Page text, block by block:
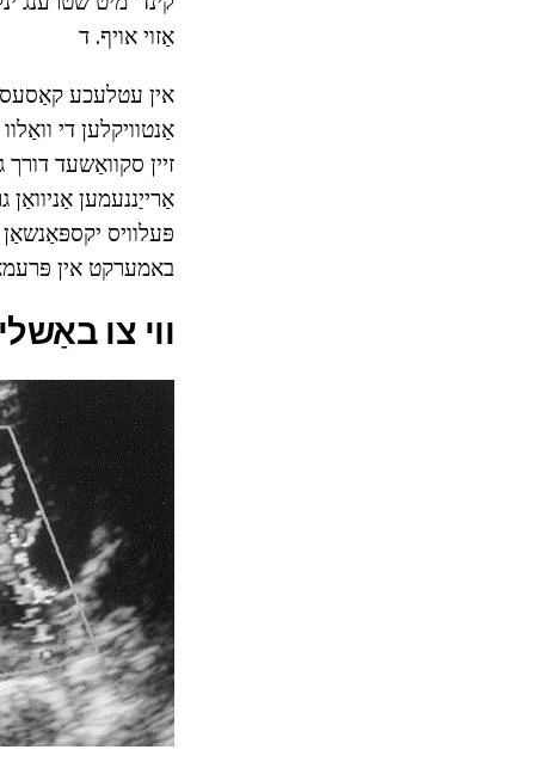
אַזוי אויף. ד
אין עטלעכע
אַנטוויקלען די
זיין סקוואַשעד
אַרייַננעמען
פּעלוויס
באמערקט אין
ווי צו